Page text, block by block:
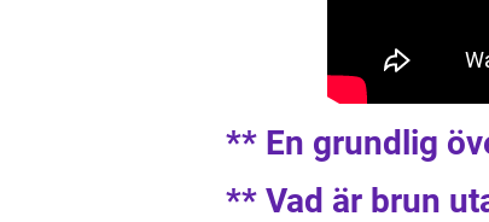
** En grundlig
** Vad är brun